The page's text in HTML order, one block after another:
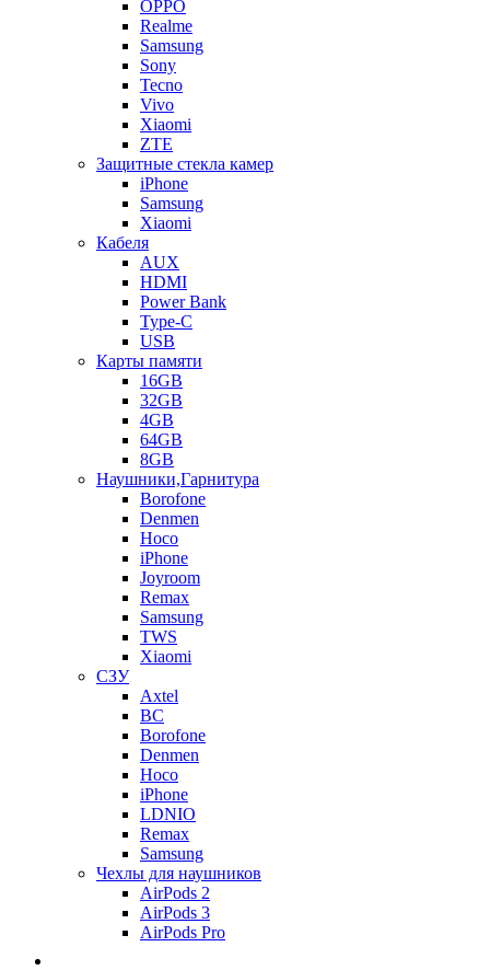
OPPO
Realme
Samsung
Sony
Tecno
Vivo
Xiaomi
ZTE
Защитные стекла камер
iPhone
Samsung
Xiaomi
Кабеля
AUX
HDMI
Power Bank
Type-C
USB
Карты памяти
16GB
32GB
4GB
64GB
8GB
Наушники,Гарнитура
Borofone
Denmen
Hoco
iPhone
Joyroom
Remax
Samsung
TWS
Xiaomi
СЗУ
Axtel
BC
Borofone
Denmen
Hoco
iPhone
LDNIO
Remax
Samsung
Чехлы для наушников
AirPods 2
AirPods 3
AirPods Pro